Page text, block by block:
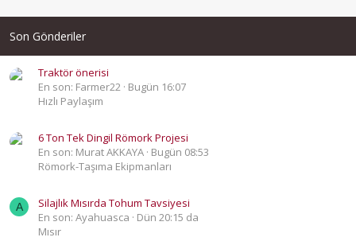
Son Gönderiler
Traktör önerisi
En son: Farmer22 Bugün 16:07
Hızlı Paylaşım
6 Ton Tek Dingil Römork Projesi
En son: Murat AKKAYA Bugün 08:53
Römork-Taşıma Ekipmanları
A
Silajlık Mısırda Tohum Tavsiyesi
En son: Ayahuasca
Dün 20:15 da
Mısır